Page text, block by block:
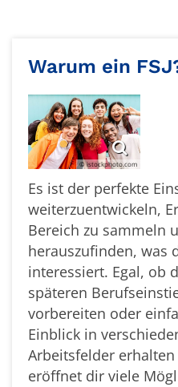
Warum ein
© istockphoto.com
Es ist der perfekte
weiterzuentwickeln,
Bereich zu sammeln
herauszufinden, was
interessiert. Egal, ob
späteren
vorbereiten oder
Einblick in
Arbeitsfelder erhalten
eröffnet dir viele